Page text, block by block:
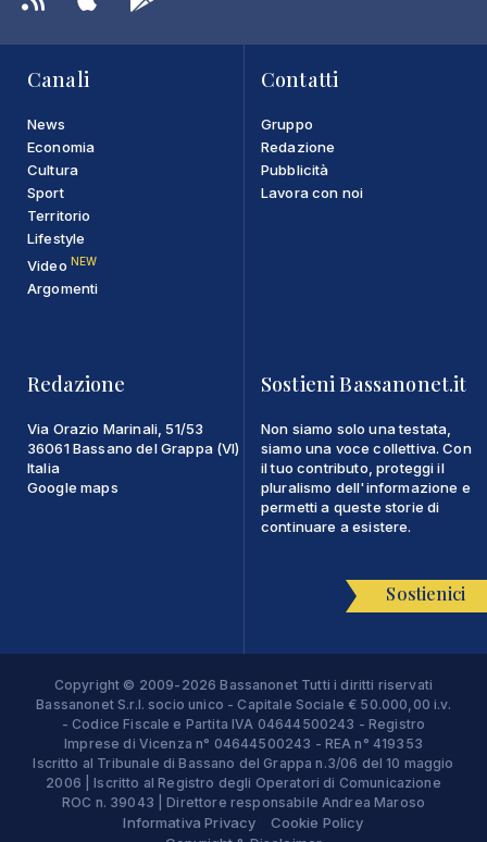
Canali
News
Economia
Cultura
Sport
Territorio
Lifestyle
Video NEW
Argomenti
Contatti
Gruppo
Redazione
Pubblicità
Lavora con noi
Redazione
Via Orazio Marinali, 51/53
36061 Bassano del Grappa (VI)
Italia
Google maps
Sostieni Bassanonet.it
Non siamo solo una testata,
siamo una voce collettiva. Con
il tuo contributo, proteggi il
pluralismo dell'informazione e
permetti a queste storie di
continuare a esistere.
Sostienici
Copyright © 2009-2026 Bassanonet Tutti i diritti riservati
Bassanonet S.r.l. socio unico - Capitale Sociale € 50.000,00 i.v.
- Codice Fiscale e Partita IVA 04644500243 - Registro
Imprese di Vicenza n° 04644500243 - REA n° 419353
Iscritto al Tribunale di Bassano del Grappa n.3/06 del 10 maggio
2006 | Iscritto al Registro degli Operatori di Comunicazione
ROC n. 39043 | Direttore responsabile Andrea Maroso
Informativa Privacy
Cookie Policy